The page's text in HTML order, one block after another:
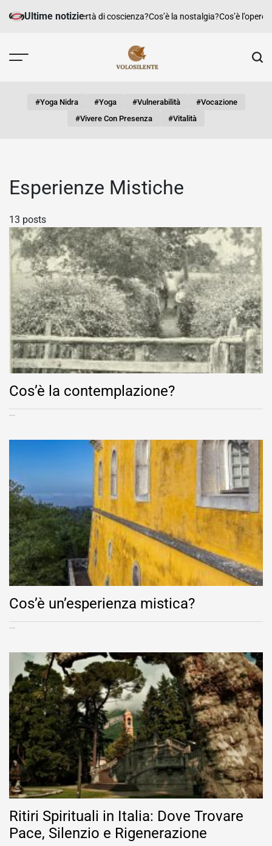
Ultime notizie
Cos’è la libertà di coscienza?Cos’è la nostalgia?Cos’è
#yoga Nidra #yoga #vulnerabilità
#vocazione
#vivere Con Presenza
#vitalità
Esperienze Mistiche
13 posts
Cos’è la contemplazione?
Cos’è un’esperienza mistica?
Ritiri Spirituali in Italia: Dove Trovare
Pace, Silenzio e Rigenerazione